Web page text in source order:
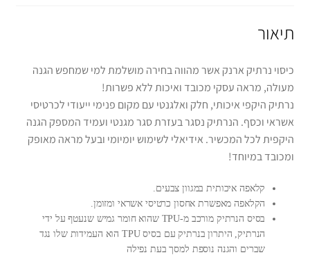
תיאור
כיסוי נרתיק ארנק אשר מהווה בחירה מושלמת למי שמחפש הגנה
מעולה, מראה עסקי מכובד ואיכות ללא פשרות!
נרתיק היקפי איכותי, חלק ואלגנטי עם מקום פנימי ייעודי לכרטיסי
אשראי וכסף. הנרתיק נסגר בעזרת סגר מגנטי ועמיד המספק הגנה
היקפית לכל המכשיר. אידיאלי לשימוש יומיומי ובעל מראה מאופק
ומכובד במיוחד!
קלאפה איכותית במגוון צבעים.
הקלאפה מאפשרת אחסון כרטיסי אשראי ומזומן.
בסיס הנרתיק מורכב מ-TPU שהוא חומר גמיש שנעטף על ידי
הנרתיק, היתרון בנרתיק עם בסיס TPU הוא העמידות שלו נגד
שברים והגנה נוספת למסך בעת נפילה